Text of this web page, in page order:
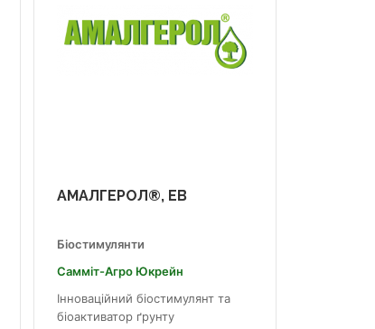
АМАЛГЕРОЛ®, ЕВ
Біостимулянти
Самміт-Агро Юкрейн
Інноваційний біостимулянт та
біоактиватор ґрунту